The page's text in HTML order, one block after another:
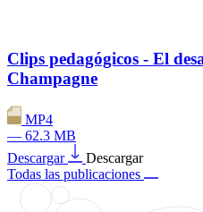
Clips pedagógicos - El
Champagne
MP4
— 62.3 MB
Descargar
Descargar
Todas las publicaciones